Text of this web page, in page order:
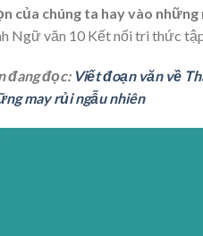
của chúng ta hay vào những
Ngữ văn 10 Kết nối tri thức
đang đọc: Viết đoạn văn về
may rủi ngẫu nhiên